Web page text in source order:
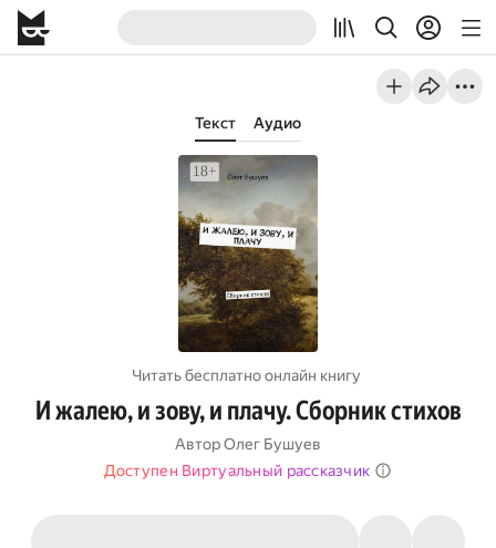
Текст Аудио
Читать бесплатно онлайн книгу
И жалею, и зову, и плачу. Сборник стихов
АвторОлег Бушуев
Доступен Виртуальный рассказчик